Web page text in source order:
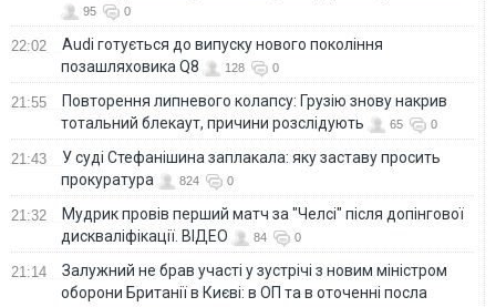
95 0
22:02
Audi готується до випуску нового покоління
позашляховика Q8
128 0
21:55
Повторення липневого колапсу: Грузію знову накрив
тотальний блекаут, причини розслідують
65 0
21:43
У суді Стефанішина заплакала: яку заставу просить
прокуратура
824 0
21:32
Мудрик провів перший матч за "Челсі" після допінгової
дискваліфікації. ВІДЕО
84 0
21:14
Залужний не брав участі у зустрічі з новим міністром
оборони Британії в Києві: в ОП та в оточенні посла